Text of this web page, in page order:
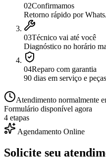
02Confirmamos
Retorno rápido por
03Técnico vai até você
Diagnóstico no horário
04Reparo com garantia
90 dias em serviço e peças
Atendimento normalmente
Formulário disponível agora
4 etapas
Agendamento Online
Solicite seu